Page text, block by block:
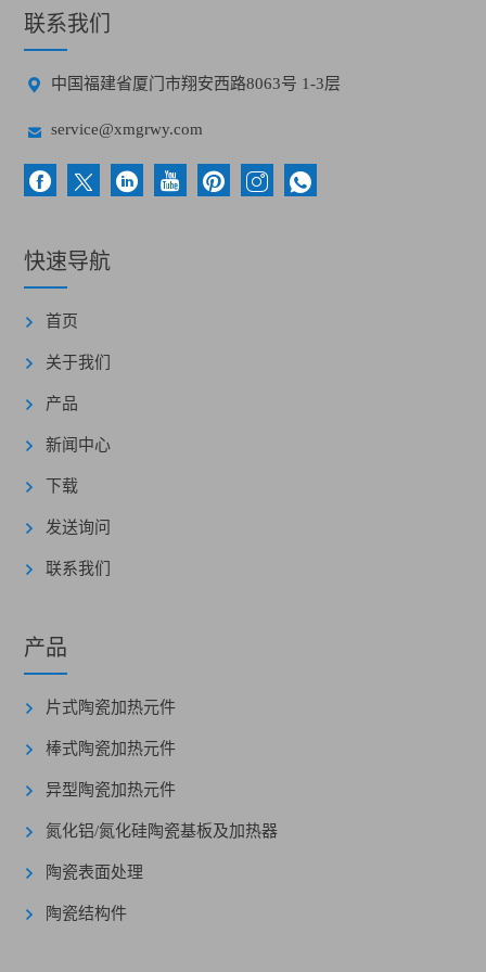
联系我们
 中国福建省厦门市翔安西路8063号 1-3层
 service@xmgrwy.com
快速导航
首页
关于我们
产品
新闻中心
下载
发送询问
联系我们
产品
片式陶瓷加热元件
棒式陶瓷加热元件
异型陶瓷加热元件
氮化铝/氮化硅陶瓷基板及加热器
陶瓷表面处理
陶瓷结构件